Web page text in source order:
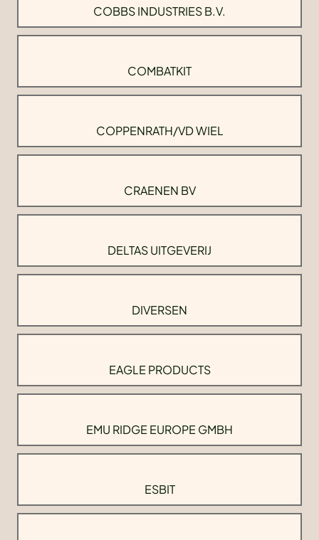
COBBS INDUSTRIES B.V.
COMBATKIT
COPPENRATH/VD WIEL
CRAENEN BV
DELTAS UITGEVERIJ
DIVERSEN
EAGLE PRODUCTS
EMU RIDGE EUROPE GMBH
ESBIT